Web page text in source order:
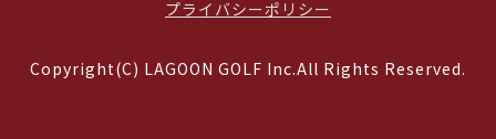
プライバシーポリシー
Copyright(C) LAGOON GOLF Inc.All Rights Reserved.